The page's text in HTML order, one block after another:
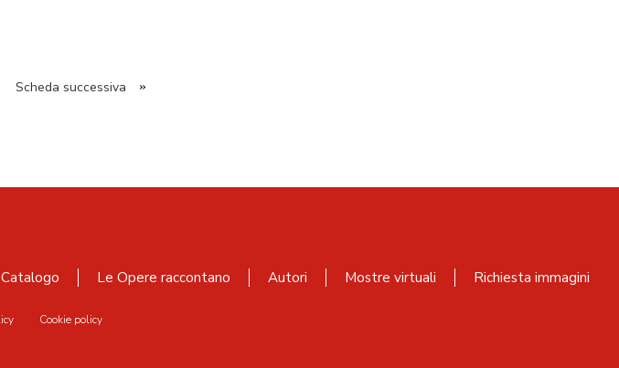
Scheda successiva »
Le Opere raccontano Autori Mostre virtuali Richiesta immagini
Cookie policy